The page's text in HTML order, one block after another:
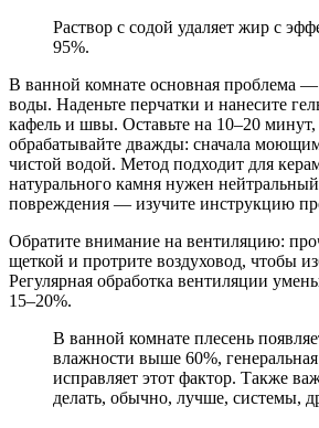
Раствор с содой удаляет жир с
95%.
В ванной комнате основная проблема —
воды. Наденьте перчатки и нанесите
кафель и швы. Оставьте на 10–20
обрабатывайте дважды: сначала
чистой водой. Метод подходит для
натурального камня нужен
повреждения — изучите инструкцию
Обратите внимание на вентиляцию:
щеткой и протрите воздуховод, чтобы
Регулярная обработка вентиляции
15–20%.
В ванной комнате плесень
влажности выше 60%,
исправляет этот фактор. Также
делать, обычно, лучше, системы,